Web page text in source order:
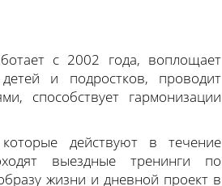
с 2002 года, воплощает
и подростков, проводит
способствует гармонизации
действуют в течение
выездные тренинги по
жизни и дневной проект в